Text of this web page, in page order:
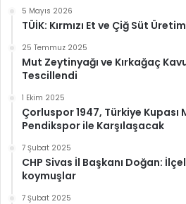
5 Mayıs 2026
TÜİK: Kırmızı Et ve Çiğ Süt
25 Temmuz 2025
Mut Zeytinyağı ve Kırkağaç
Tescillendi
1 Ekim 2025
Çorluspor 1947, Türkiye
Pendikspor ile Karşılaşacak
7 Şubat 2025
CHP Sivas İl Başkanı Doğan:
koymuşlar
7 Şubat 2025